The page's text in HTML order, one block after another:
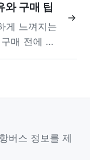
와 구매 팁
게 느껴지는
매 전에 꼭
→
버스 정보를 제